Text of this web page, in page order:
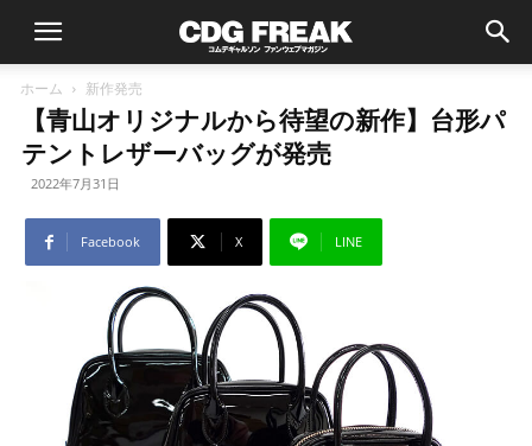
ホーム 新作発売
【青山オリジナルから待望の新作】台形パ
テントレザーバッグが発売
2022年7月31日
Facebook X LINE